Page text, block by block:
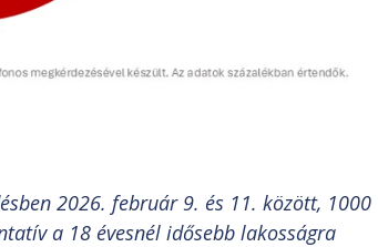
2026. február 9. és 11. között, 1000
a 18 évesnél idősebb lakosságra